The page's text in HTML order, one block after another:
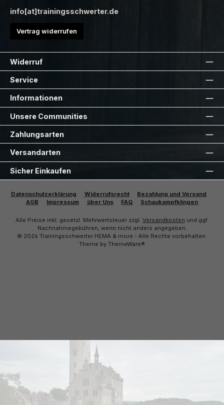
info[at]trainingsschwerter.de
Vertrag widerrufen
Widerruf
Service
Informationen
Unsere Communities
Zahlungsarten
Versandarten
Sicher Einkaufen
Datenschutzerklärung Widerrufsrecht
Bezahlung und Versand
AGB
Impressum über Uns FAQ Schaukampfklingen
Alle Preise inkl. gesetzl. Mehrwertsteuer zzgl. Versandkosten und ggf.
Nachnahmegebühren, wenn nicht anders angegeben.
© 2026 Trainingsschwerter HEMA & more - Alle Rechte vorbehalten.
Theme by ThemeWare®